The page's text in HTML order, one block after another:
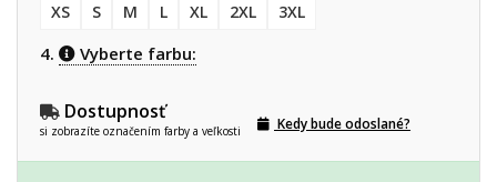
XS
S M L XL 2XL 3XL
4. Vyberte farbu:
Dostupnosť
si zobrazíte označením farby a veľkosti Kedy bude odoslané?